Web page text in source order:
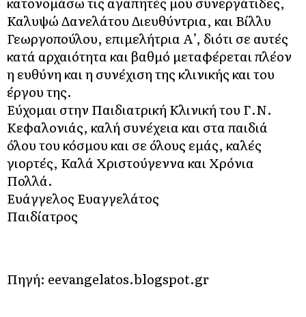
Καλυψώ Δανελάτου Διευθύντρια, και Βίλλυ
Γεωργοπούλου, επιμελήτρια Α’, διότι σε αυτές
κατά αρχαιότητα και βαθμό μεταφέρεται πλέον
η ευθύνη και η συνέχιση της κλινικής και του
έργου της.
Εύχομαι στην Παιδιατρική Κλινική του Γ.Ν.
Κεφαλονιάς, καλή συνέχεια και στα παιδιά
όλου του κόσμου και σε όλους εμάς, καλές
γιορτές, Καλά Χριστούγεννα και Χρόνια
Πολλά.
Ευάγγελος Ευαγγελάτος
Παιδίατρος
Πηγή: eevangelatos.blogspot.gr